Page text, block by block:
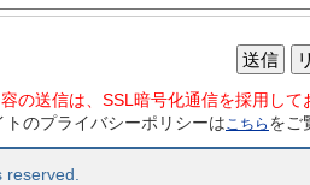
送信
の送信は、SSL暗号化通信を採用して
トのプライバシーポリシーはこちら をご